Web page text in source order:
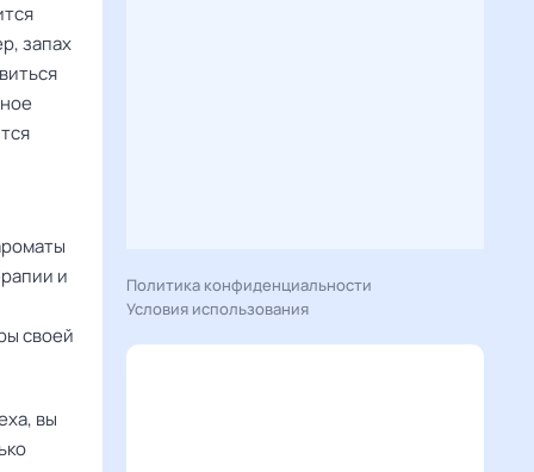
запах
и
своей
вы
Политика конфиденциальности
Условия использования